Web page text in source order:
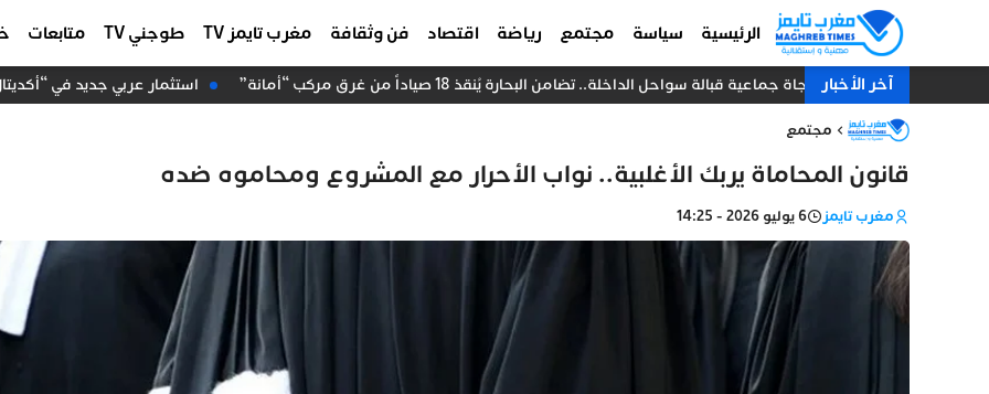
الرئيسية سياسة مجتمع رياضة اقتصاد فن وثقافة مغرب تايمز TV طوجني TV متابعات
آخر الأخبار نجاة جماعية قبالة سواحل الداخلة.. تضامن البحارة يُنقذ 18 صياداً من غرق مركب “أمانة” استثمار عربي جديد في “أكديتال”.. “عرب إنفست”
مجتمع
قانون المحاماة يربك الأغلبية.. نواب الأحرار مع المشروع ومحاموه ضده
مغرب تايمز 6 يوليو 2026 - 14:25